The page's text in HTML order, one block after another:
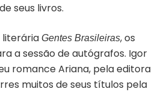
seus livros.
literária Gentes Brasileiras, os
a sessão de autógrafos. Igor
romance Ariana, pela editora
muitos de seus títulos pela